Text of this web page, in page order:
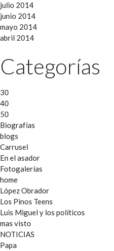
julio 2014
junio 2014
mayo 2014
abril 2014
Categorías
30
40
50
Biografías
blogs
Carrusel
En el asador
Fotogalerías
home
López Obrador
Los Pinos Teens
Luis Miguel y los políticos
mas visto
NOTICIAS
Papa